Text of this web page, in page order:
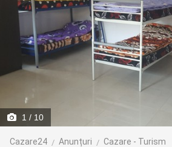
1 / 10
Cazare24 Anunțuri Cazare - Turism